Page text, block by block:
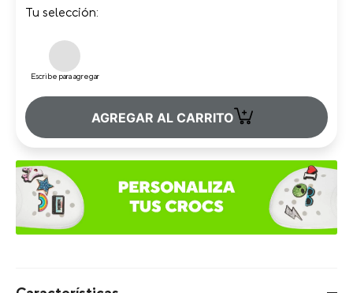
Tu selección:
Escribe para agregar
AGREGAR AL CARRITO +